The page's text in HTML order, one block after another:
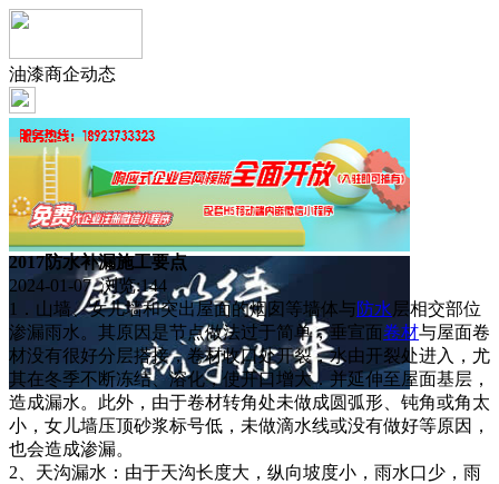
油漆商企动态
2017防水补漏施工要点
2024-01-07 浏览:144
1．山墙、女儿墙和突出屋面的烟囱等墙体与防水 层相交部位
渗漏雨水。其原因是节点做法过于简单，垂宣面卷材与屋面卷
材没有很好分层搭接，卷材收口处开裂，水由开裂处进入，尤
其在冬季不断冻结、溶化，使开口增大．并延伸至屋面基层，
造成漏水。此外，由于卷材转角处未做成圆弧形、钝角或角太
小，女儿墙压顶砂浆标号低，未做滴水线或没有做好等原因，
也会造成渗漏。
2、天沟漏水：由于天沟长度大，纵向坡度小，雨水口少，雨